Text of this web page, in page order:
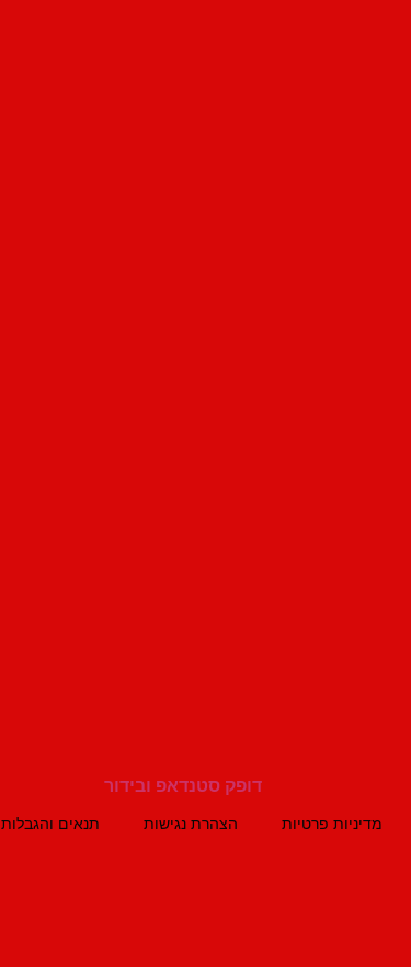
מדיניות פרטיות הצהרת נגישות תנאים והגבלות